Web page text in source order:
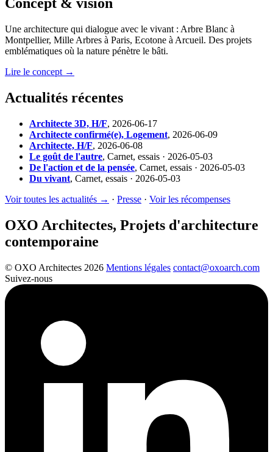
Concept & vision
Une architecture qui dialogue avec le vivant : Arbre Blanc à
Montpellier, Mille Arbres à Paris, Ecotone à Arcueil. Des projets
emblématiques où la nature pénètre le bâti.
Lire le concept →
Actualités récentes
Architecte 3D, H/F, 2026-06-17
Architecte confirmé(e), Logement, 2026-06-09
Architecte, H/F, 2026-06-08
Le goût de l'autre, Carnet, essais · 2026-05-03
De l'action et de la pensée, Carnet, essais · 2026-05-03
Du vivant, Carnet, essais · 2026-05-03
Voir toutes les actualités → · Presse · Voir les récompenses
OXO Architectes, Projets d'architecture
contemporaine
© OXO Architectes 2026 Mentions légales contact@oxoarch.com
Suivez-nous